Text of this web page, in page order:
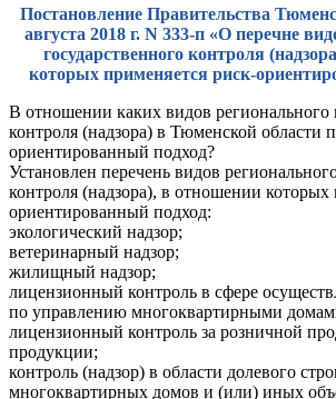
Постановление Правительства
августа 2018 г. N 333-п «О перечне
государственного контроля
которых применяется риск-
В отношении каких видов регионального
контроля (надзора) в Тюменской области
ориентированный подход?
Установлен перечень видов
контроля (надзора), в отношении которых
ориентированный подход:
экологический надзор;
ветеринарный надзор;
жилищный надзор;
лицензионный контроль в сфере
по управлению многоквартирными
лицензионный контроль за розничной
продукции;
контроль (надзор) в области долевого
многоквартирных домов и (или) иных